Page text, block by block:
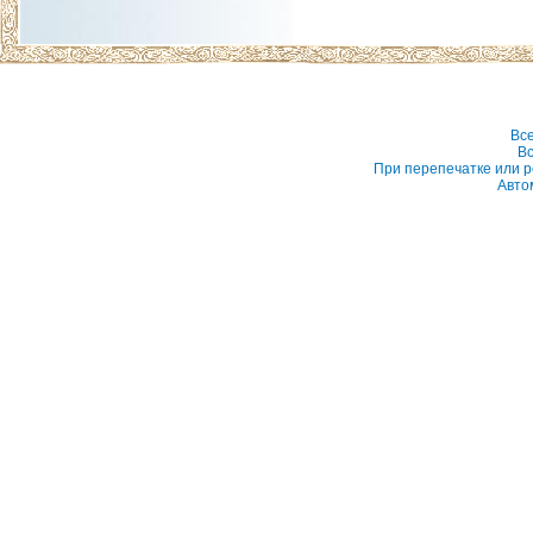
При перепечатке или